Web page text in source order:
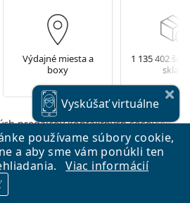
používame súbory cookie,
a aby sme vám ponúkli ten
Viac informácií
Výdajné miesta a
boxy
1 135 402
sklade
predajcov kontaktných šošoviek a
tomu máme zaujímavé ceny pre
Vyskúšaťvirtuálne